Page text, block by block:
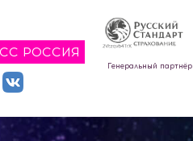
РОССИЯ
Генеральный партнёр